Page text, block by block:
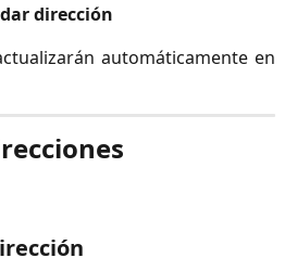
dirección
automáticamente en